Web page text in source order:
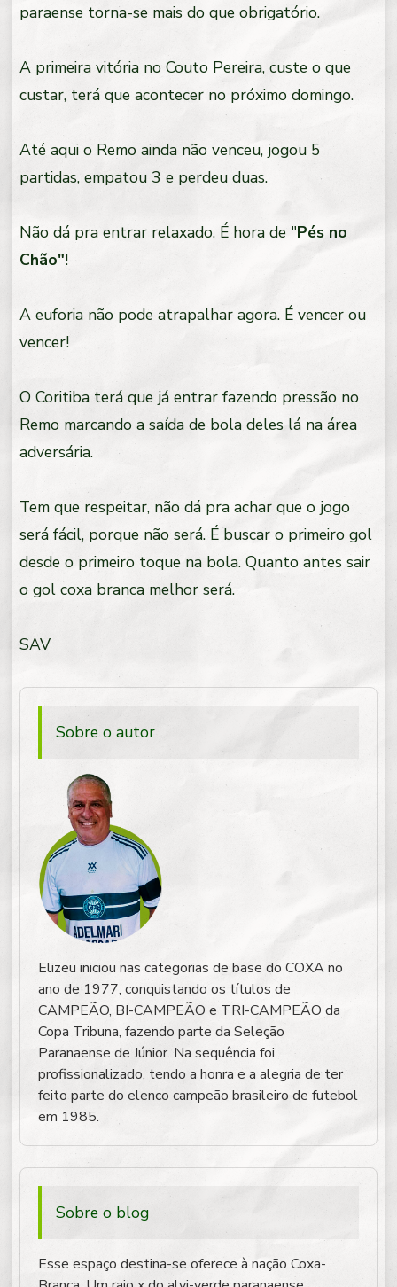
paraense torna-se mais do que obrigatório.
A primeira vitória no Couto Pereira, custe o que
custar, terá que acontecer no próximo domingo.
Até aqui o Remo ainda não venceu, jogou 5
partidas, empatou 3 e perdeu duas.
Não dá pra entrar relaxado. É hora de "Pés no
Chão"!
A euforia não pode atrapalhar agora. É vencer ou
vencer!
O Coritiba terá que já entrar fazendo pressão no
Remo marcando a saída de bola deles lá na área
adversária.
Tem que respeitar, não dá pra achar que o jogo
será fácil, porque não será. É buscar o primeiro gol
desde o primeiro toque na bola. Quanto antes sair
o gol coxa branca melhor será.
SAV
Sobre o autor
Elizeu iniciou nas categorias de base do COXA no
ano de 1977, conquistando os títulos de
CAMPEÃO, BI-CAMPEÃO e TRI-CAMPEÃO da
Copa Tribuna, fazendo parte da Seleção
Paranaense de Júnior. Na sequência foi
profissionalizado, tendo a honra e a alegria de ter
feito parte do elenco campeão brasileiro de futebol
em 1985.
Sobre o blog
Esse espaço destina-se oferece à nação Coxa-